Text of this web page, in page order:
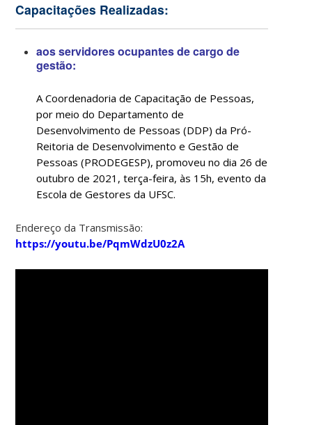
Capacitações Realizadas:
aos servidores ocupantes de cargo de
gestão:
A Coordenadoria de Capacitação de Pessoas,
por meio do Departamento de
Desenvolvimento de Pessoas (DDP) da Pró-
Reitoria de Desenvolvimento e Gestão de
Pessoas (PRODEGESP), promoveu no dia 26 de
outubro de 2021, terça-feira, às 15h, evento da
Escola de Gestores da UFSC.
Endereço da Transmissão:
https://youtu.be/PqmWdzU0z2A